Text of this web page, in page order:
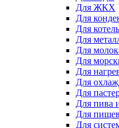
Для ЖКХ
Для
Для
Для
Для
Для
Для
Для
Для
Для пива
Для
Для